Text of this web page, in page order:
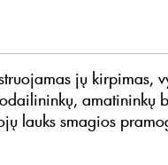
jų kirpimas,
amatininkų
lauks smagios